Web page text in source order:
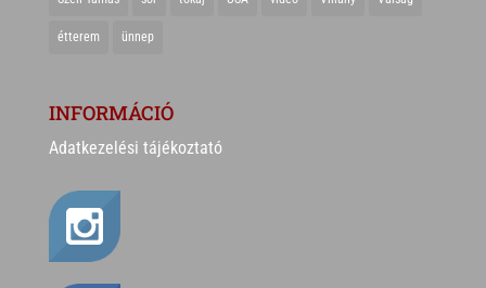
étterem ünnep
INFORMÁCIÓ
Adatkezelési tájékoztató